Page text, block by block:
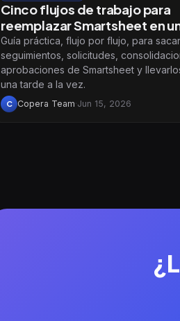
Cinco flujos de trabajo para
reemplazar Smartsheet en
Guía práctica, flujo por flujo, para sacar
seguimientos, solicitudes,
aprobaciones de Smartsheet y
una tarde a la vez.
C Copera Team·Jun 15, 2026